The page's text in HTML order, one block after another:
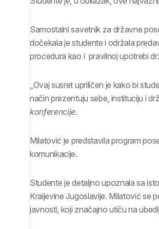
Samostalni savetnik za državne
dočekala je studente i održala
procedura kao i pravilnoj upotrebi
„Ovaj susret upriličen je kako bi
način prezentuju sebe, instituciju i
konferencije.
Milatović je predstavila program
komunikacije.
Studente je detaljno upoznala sa
Kraljevine Jugoslavije. Milatović se
javnosti, koji značajno utiču na